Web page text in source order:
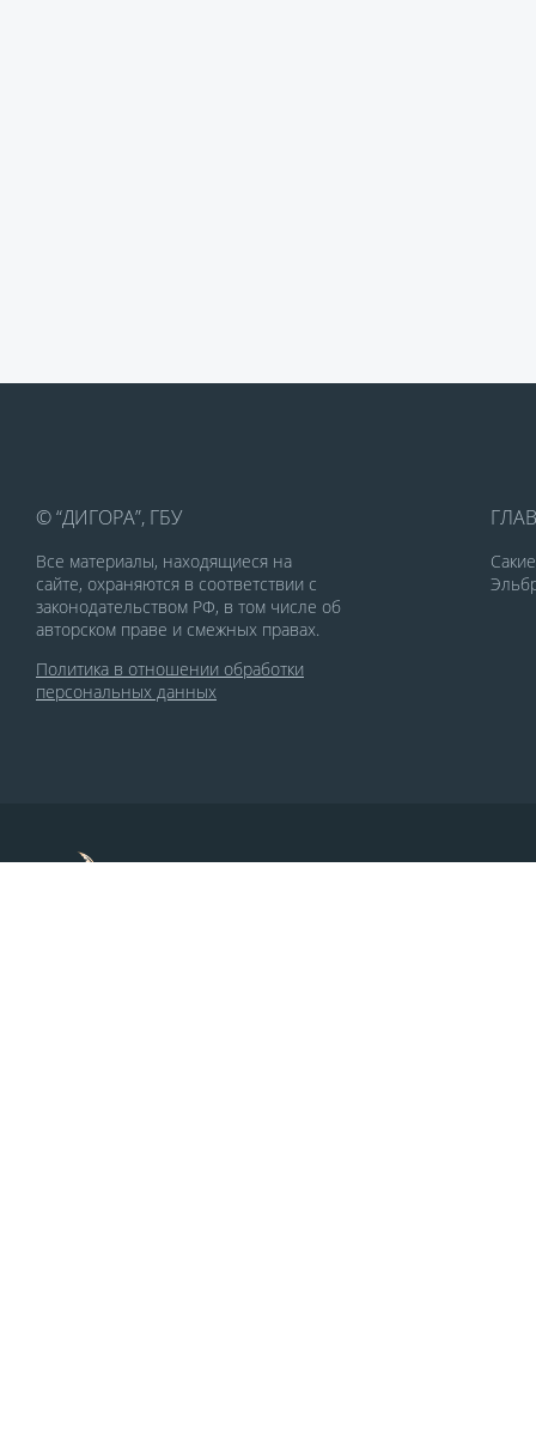
© “ДИГОРА”, ГБУ
Все материалы, находящиеся на
сайте, охраняются в соответствии с
законодательством РФ, в том числе об
авторском праве и смежных правах.
Политика в отношении обработки
персональных данных